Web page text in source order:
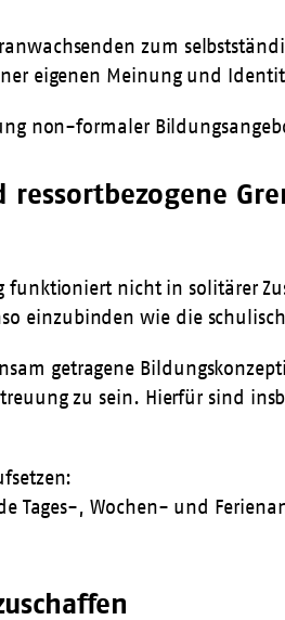
zum
eigenen Meinung und
non-formaler
nicht in solitärer
einzubinden wie die
getragene
zu sein. Hierfür sind
Tages-, Wochen- und